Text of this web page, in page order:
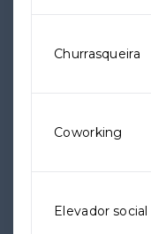
Churrasqueira
Coworking
Elevador social